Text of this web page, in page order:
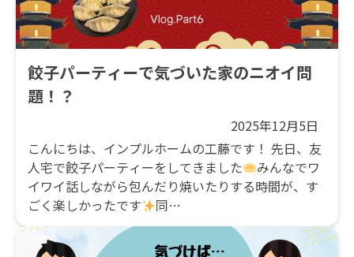
餃子パーティーで気づいた家のニオイ問
題！？
2025年12月5日
こんにちは、インプルホームの工藤です！ 先日、友
人宅で餃子パーティーをしてきました
みんなでワ
イワイ話しながら包んだり焼いたりする時間が、す
ごく楽しかったです
同…